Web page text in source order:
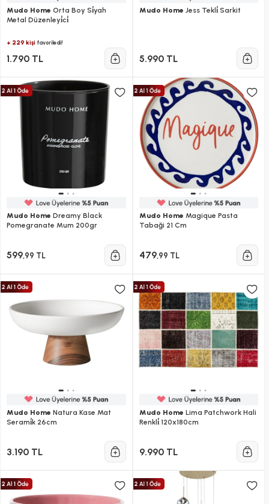
Mudo Home Orta Boy Si̇yah
Metal Düzenleyi̇ci̇
+ 229 kişi favoriledi!
1.790 TL
Mudo Home Jess Tekli̇ Sarkit
5.990 TL
Mudo Home Dreamy Black
Pomegranate Mum 200gr
599,99 TL
Mudo Home Magique Pasta
Tabaği 21 Cm
479,99 TL
Mudo Home Natura Kase Mat
Serami̇k 26cm
3.190 TL
Mudo Home Lima Patchwork Hali
Renkli̇ 120x180cm
9.990 TL